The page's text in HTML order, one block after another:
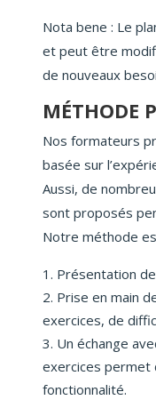
Nota bene : Le
et peut être
de nouveaux
MÉTHODE
Nos formateurs
basée sur
Aussi, de
sont proposés
Notre méthode
Présentation
Prise en main
exercices, de
Un échange
exercices permet
fonctionnalité.